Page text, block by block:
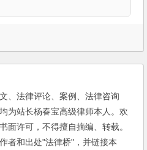
、法律评论、案例、法律咨询
为站长杨春宝高级律师本人。欢
面许可，不得擅自摘编、转载。
者和出处"法律桥"，并链接本